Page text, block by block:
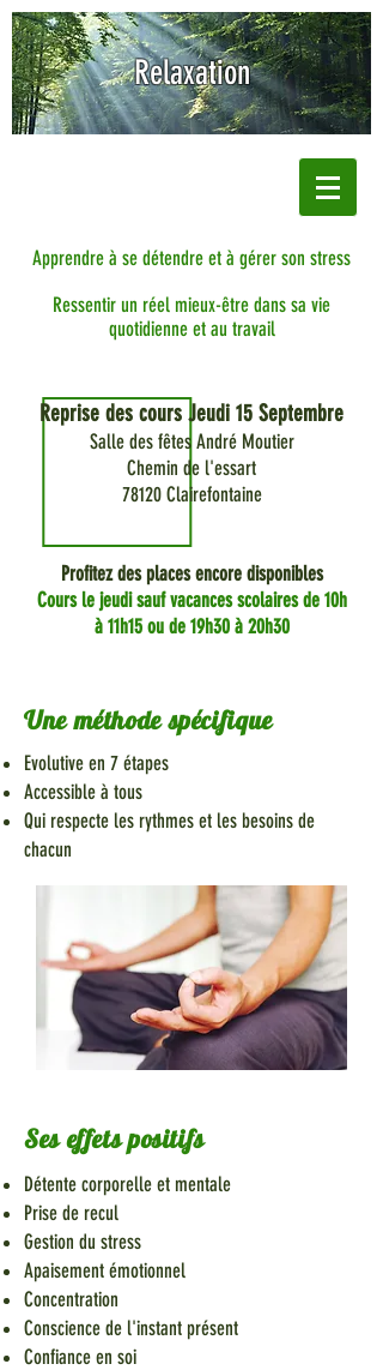
Relaxation
Apprendre à se détendre et à gérer son stress
Ressentir un réel mieux-être dans sa vie
quotidienne et au travail
Reprise des cours Jeudi 15 Septembre
Salle des fêtes André Moutier
Chemin de l'essart
78120 Clairefontaine
Profitez des places encore disponibles
Cours le jeudi sauf vacances scolaires de 10h
à 11h15 ou de 19h30 à 20h30
Une méthode spécifique
Evolutive en 7 étapes
Accessible à tous
Qui respecte les rythmes et les besoins de
chacun
Ses effets positifs
Détente corporelle et mentale
Prise de recul
Gestion du stress
Apaisement émotionnel
Concentration
Conscience de l'instant présent
Confiance en soi